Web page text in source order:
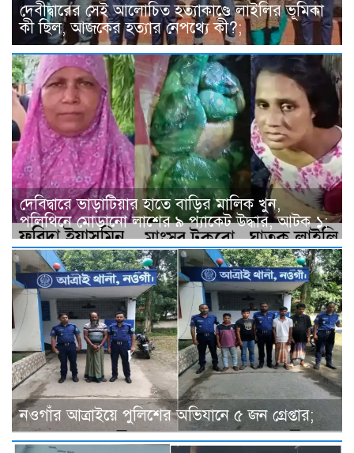
দেবীদ্বারের সেই আলোচিত হত্যাকাণ্ডে লাইলির ভূমিকা
কী ছিল, আজকের হত্যার নেপথ্যে কী?;
দেবিদ্বারে ভাড়াটিয়ার হাতে বাড়ির মালিক খুন,
পলিথিনে মোড়ানো লাশের ৯ প্যাকেট উদ্ধার, আটক ১;
নওগাঁর আত্রাইয়ে পুলিশের অভিযানে ৫ জন গ্রেপ্তার;